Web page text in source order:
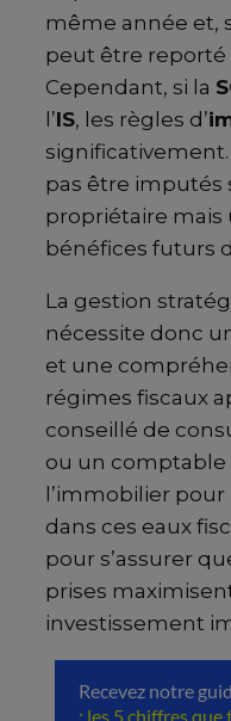
même année et,
peut être reporté
Cependant, si la
l’IS, les règles d’
pas être imputés
propriétaire
bénéfices futurs
La gestion
nécessite donc
et une
régimes fiscaux
conseillé de
ou un comptable
l’immobilier
dans ces eaux
pour s’assurer
prises
investissement